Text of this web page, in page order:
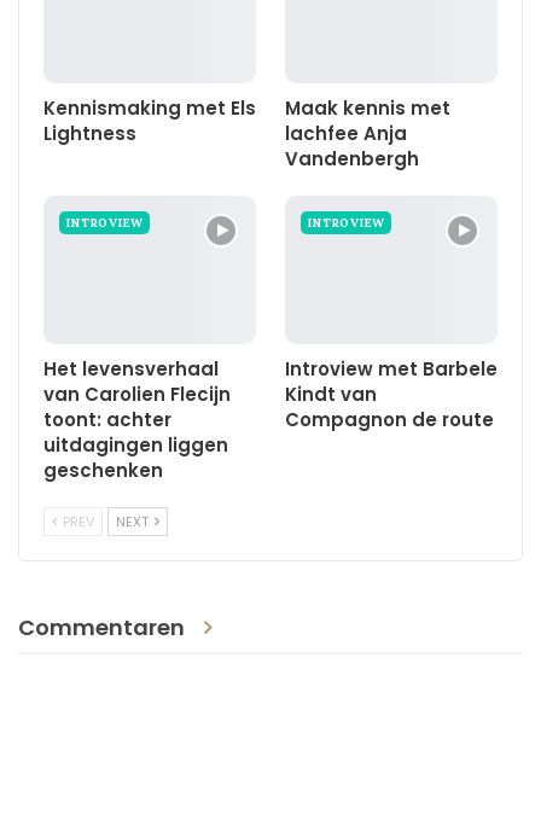
Kennismaking met Els
Lightness
Maak kennis met
lachfee Anja
Vandenbergh
INTROVIEW
Het levensverhaal
van Carolien Flecijn
toont: achter
uitdagingen liggen
geschenken
INTROVIEW
Introview met Barbele
Kindt van
Compagnon de route
PREV NEXT
Commentaren